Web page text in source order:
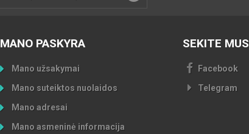
MANO PASKYRA
Mano užsakymai
Mano suteiktos nuolaidos
Mano adresai
Mano asmeninė informacija
SEKITE MUS
Facebook
Telegram